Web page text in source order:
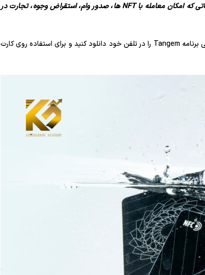
همچنین دسترسی به هزاران سرویس غیرمتمرکز را فراهم می کند، از جمله خدماتی که امکان معامله با NFT ها، صدور وام، استقراض وجوه، تجارت در
با تنگم ولت، تنها چیزی که همیشه نیاز دارید تلفن و کارت خود است! به سادگی برنامه Tangem را در تلفن خود دانلود کنید و برای استفاده روی کارت